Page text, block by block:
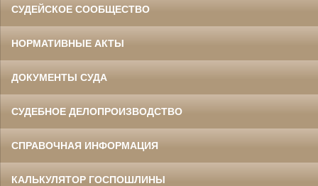
СУДЕЙСКОЕ СООБЩЕСТВО
НОРМАТИВНЫЕ АКТЫ
ДОКУМЕНТЫ СУДА
СУДЕБНОЕ ДЕЛОПРОИЗВОДСТВО
СПРАВОЧНАЯ ИНФОРМАЦИЯ
КАЛЬКУЛЯТОР ГОСПОШЛИНЫ